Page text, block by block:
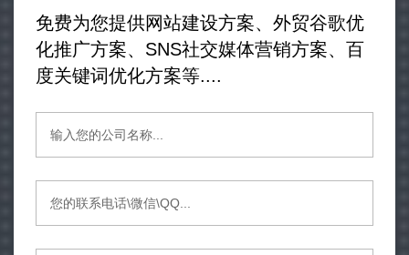
免费为您提供网站建设方案、外贸谷歌优
化推广方案、SNS社交媒体营销方案、百
度关键词优化方案等....